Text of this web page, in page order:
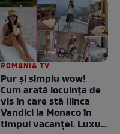
ROMANIA TV
Pur și simplu wow!
Cum arată locuința de
vis în care stă Ilinca
Vandici la Monaco în
timpul vacanței. Luxul